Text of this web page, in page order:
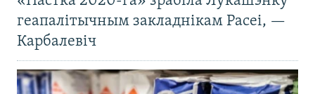
геапалітычным закладнікам Расеі, —
Карбалевіч